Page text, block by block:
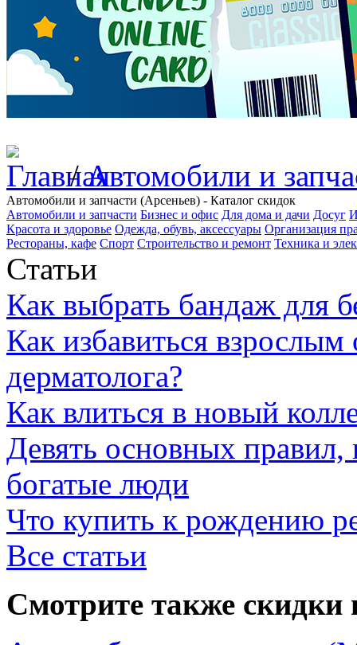
/Автомобили и
Автомобили и запчасти (Арсеньев) - Каталог скидок
Автомобили и запчасти Бизнес и офис Для дома и дачи Досуг
Красота и здоровье Одежда, обувь, аксессуары Организация
Рестораны, кафе Спорт Строительство и ремонт Техника и
Статьи
Как выбрать бандаж для
Как избавиться
дерматолога?
Как влиться в новый
Девять основных
богатые люди
Что купить к рождению
Все статьи
Смотрите также скидки